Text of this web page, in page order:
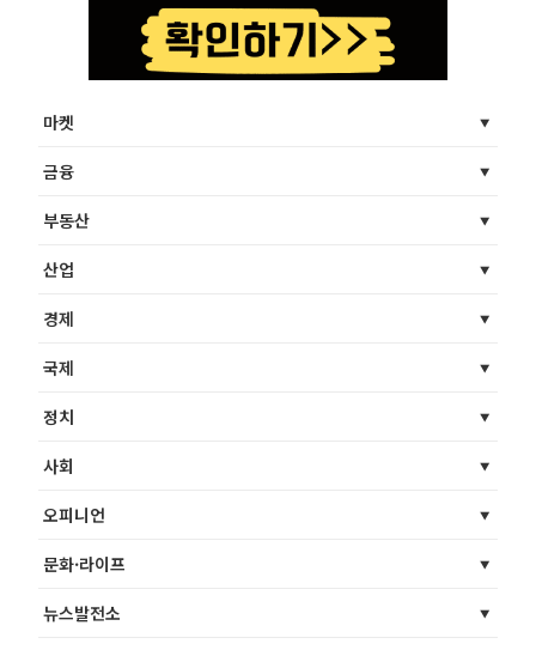
마켓
금융
부동산
산업
경제
국제
정치
사회
오피니언
문화·라이프
뉴스발전소